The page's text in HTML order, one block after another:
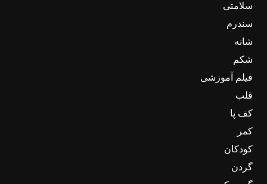
سلامتی
سندرم
شانه
شکم
فیلم آموزشی
قلب
کف پا
کمر
کودکان
گردن